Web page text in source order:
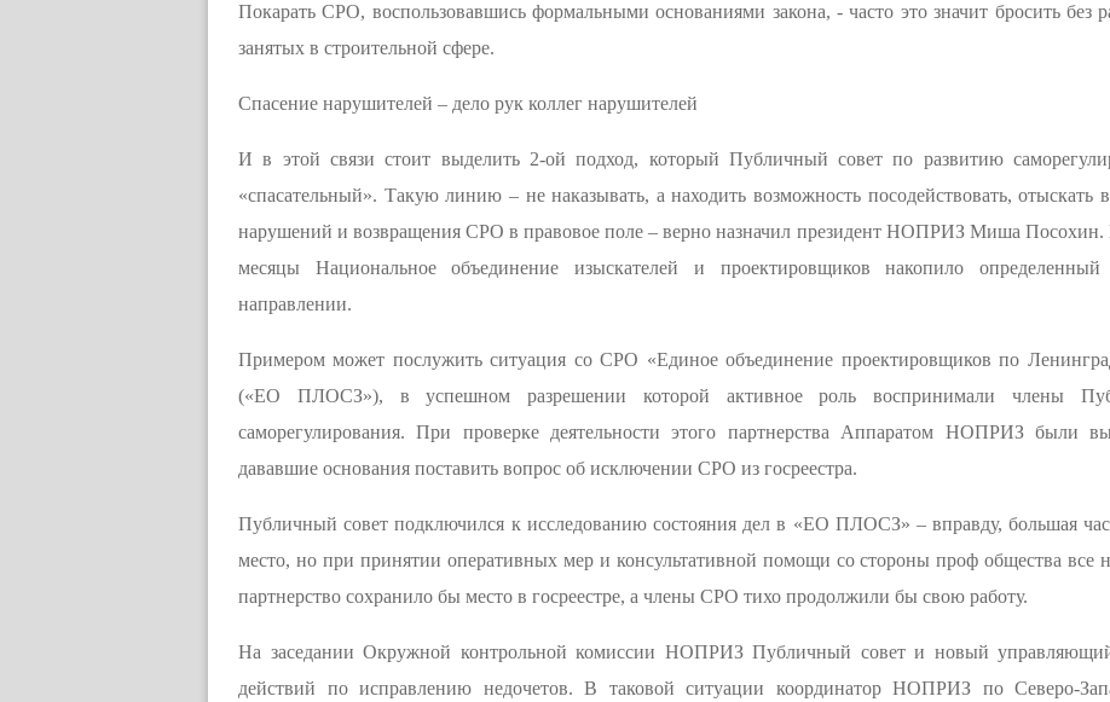
Покарать СРО, воспользовавшись формальными основаниями закона, - часто это значит бросить
занятых в строительной сфере.
Спасение нарушителей – дело рук коллег нарушителей
И в этой связи стоит выделить 2-ой подход, который Публичный совет по развитию
«спасательный». Такую линию – не наказывать, а находить возможность посодействовать, отыскать
нарушений и возвращения СРО в правовое поле – верно назначил президент НОПРИЗ Миша Посохин.
месяцы Национальное объединение изыскателей и проектировщиков накопило
направлении.
Примером может послужить ситуация со СРО «Единое объединение проектировщиков по
(«ЕО ПЛОСЗ»), в успешном разрешении которой активное роль воспринимали члены
саморегулирования. При проверке деятельности этого партнерства Аппаратом НОПРИЗ были
дававшие основания поставить вопрос об исключении СРО из госреестра.
Публичный совет подключился к исследованию состояния дел в «ЕО ПЛОСЗ» – вправду, большая
место, но при принятии оперативных мер и консультативной помощи со стороны проф общества
партнерство сохранило бы место в госреестре, а члены СРО тихо продолжили бы свою работу.
На заседании Окружной контрольной комиссии НОПРИЗ Публичный совет и новый
действий по исправлению недочетов. В таковой ситуации координатор НОПРИЗ по Северо-